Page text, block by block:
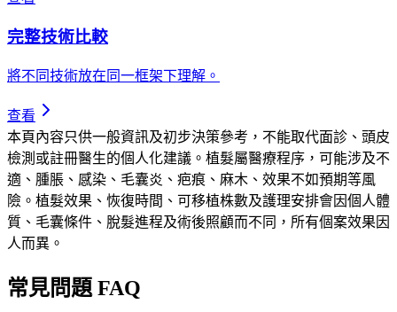
完整技術比較
將不同技術放在同一框架下理解。
查看
本頁內容只供一般資訊及初步決策參考，不能取代面診、頭皮
檢測或註冊醫生的個人化建議。植髮屬醫療程序，可能涉及不
適、腫脹、感染、毛囊炎、疤痕、麻木、效果不如預期等風
險。植髮效果、恢復時間、可移植株數及護理安排會因個人體
質、毛囊條件、脫髮進程及術後照顧而不同，所有個案效果因
人而異。
常見問題 FAQ